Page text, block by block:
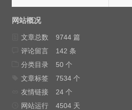
网站概况
文章总数
9744 篇
评论留言
142 条
分类目录
50 个
文章标签
7534 个
友情链接
24 个
网站运行
4504 天